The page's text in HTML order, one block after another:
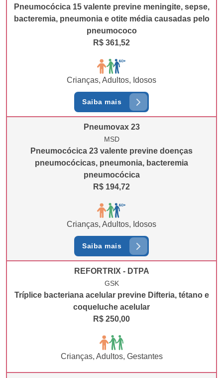
Pneumocócica 15 valente previne meningite, sepse,
bacteremia, pneumonia e otite média causadas pelo
pneumococo
R$ 361,52
Crianças, Adultos, Idosos
Saiba mais
Pneumovax 23
MSD
Pneumocócica 23 valente previne doenças
pneumocócicas, pneumonia, bacteremia
pneumocócica
R$ 194,72
Crianças, Adultos, Idosos
Saiba mais
REFORTRIX - DTPA
GSK
Tríplice bacteriana acelular previne Difteria, tétano e
coqueluche acelular
R$ 250,00
Crianças, Adultos, Gestantes